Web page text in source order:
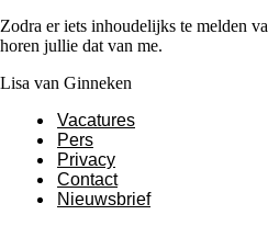
Zodra er iets inhoudelijks te melden
horen jullie dat van me.
Lisa van Ginneken
Vacatures
Pers
Privacy
Contact
Nieuwsbrief